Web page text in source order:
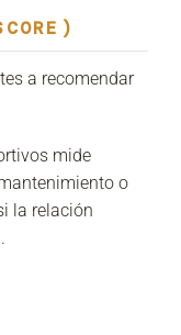
a recomendar
mide
o
la relación